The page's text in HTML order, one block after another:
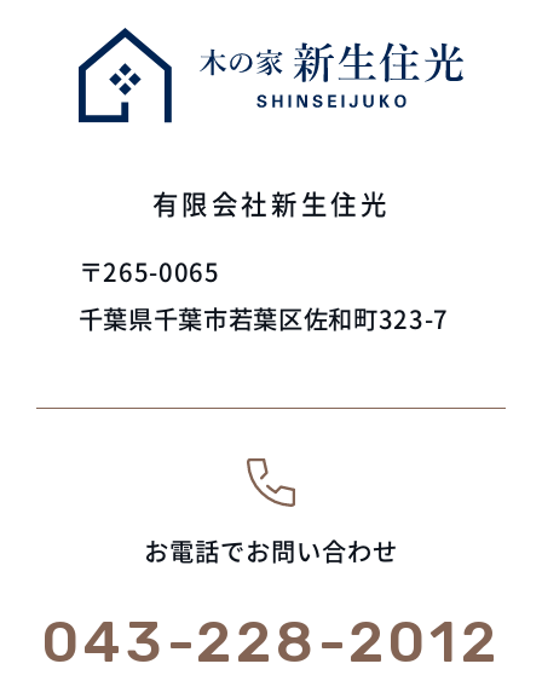
有限会社新生住光
〒265-0065
千葉県千葉市若葉区佐和町323-7
お電話でお問い合わせ
043-228-2012